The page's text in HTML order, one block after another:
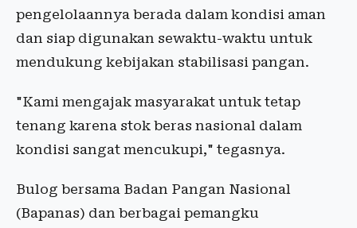
pengelolaannya berada dalam kondisi aman
dan siap digunakan sewaktu-waktu untuk
mendukung kebijakan stabilisasi pangan.
"Kami mengajak masyarakat untuk tetap
tenang karena stok beras nasional dalam
kondisi sangat mencukupi," tegasnya.
Bulog bersama Badan Pangan Nasional
(Bapanas) dan berbagai pemangku